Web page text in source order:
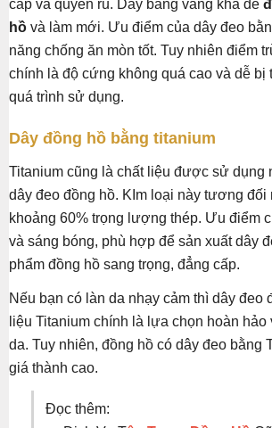
cấp và quyến rũ. Dây bằng vàng khá dễ
hồ và làm mới. Ưu điểm của dây đeo
năng chống ăn mòn tốt. Tuy nhiên điểm
chính là độ cứng không quá cao và dễ bị
quá trình sử dụng.
Dây đồng hồ bằng titanium
Titanium cũng là chất liệu được sử dụng
dây đeo đồng hồ. KIm loại này tương đối
khoảng 60% trọng lượng thép. Ưu điểm
và sáng bóng, phù hợp để sản xuất dây
phẩm đồng hồ sang trọng, đẳng cấp.
Nếu bạn có làn da nhạy cảm thì dây đeo
liệu Titanium chính là lựa chọn hoàn
da. Tuy nhiên, đồng hồ có dây đeo bằng
giá thành cao.
Đọc thêm: